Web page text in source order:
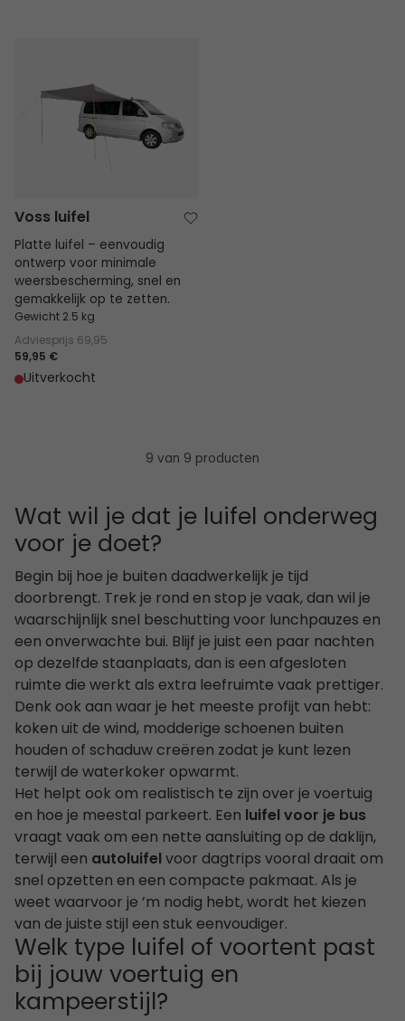
Voss luifel
Platte luifel – eenvoudig
ontwerp voor minimale
weersbescherming, snel en
gemakkelijk op te zetten.
Gewicht 2.5 kg
Adviesprijs 69,95
59,95 €
Uitverkocht
9 van 9 producten
Wat wil je dat je luifel onderweg
voor je doet?
Begin bij hoe je buiten daadwerkelijk je tijd
doorbrengt. Trek je rond en stop je vaak, dan wil je
waarschijnlijk snel beschutting voor lunchpauzes en
een onverwachte bui. Blijf je juist een paar nachten
op dezelfde staanplaats, dan is een afgesloten
ruimte die werkt als extra leefruimte vaak prettiger.
Denk ook aan waar je het meeste profijt van hebt:
koken uit de wind, modderige schoenen buiten
houden of schaduw creëren zodat je kunt lezen
terwijl de waterkoker opwarmt.
Het helpt ook om realistisch te zijn over je voertuig
en hoe je meestal parkeert. Een luifel voor je bus
vraagt vaak om een nette aansluiting op de daklijn,
terwijl een autoluifelvoor dagtrips vooral draait om
snel opzetten en een compacte pakmaat. Als je
weet waarvoor je ’m nodig hebt, wordt het kiezen
van de juiste stijl een stuk eenvoudiger.
Welk type luifel of voortent past
bij jouw voertuig en
kampeerstijl?